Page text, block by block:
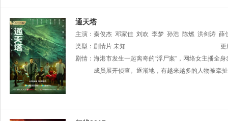
通天塔
主演： 秦俊杰 邓家佳 刘欢 李梦 孙浩 陈燃 洪剑涛 薛
类型： 剧情片 未知
更
剧情： 海港市发生一起离奇的“浮尸案”，网络女主播全
成员展开侦查。逐渐地，有越来越多的人物被